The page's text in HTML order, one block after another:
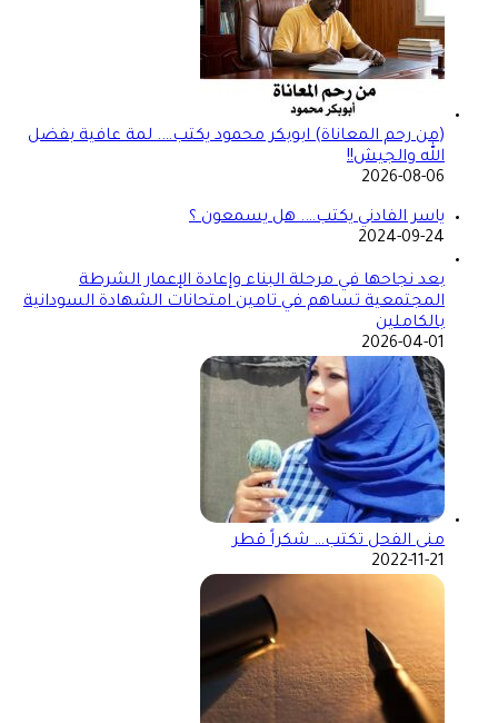
(من رحم المعاناة) ابوبكر محمود يكتب…. لمة عافية بفضل
الله والجيش!!
2026-08-06
ياسر الفادني يكتب…. هل يسمعون ؟
2024-09-24
بعد نجاحها في مرحلة البناء وإعادة الإعمار الشرطة
المجتمعية تساهم في تامين امتحانات الشهادة السودانية
بالكاملين
2026-04-01
منى الفحل تكتب… شكراً قطر
2022-11-21